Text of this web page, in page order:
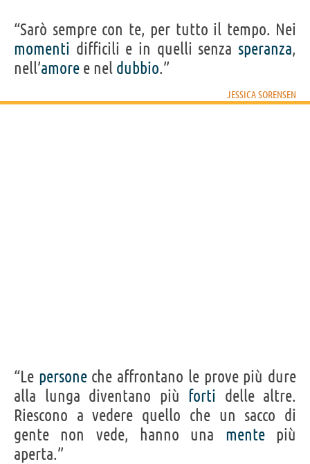
“Sarò sempre con te, per tutto il tempo. Nei
momenti difficili e in quelli senza speranza,
nell’amore e nel dubbio.”
JESSICA SORENSEN
“Le personeche affrontano le prove più dure
alla lunga diventano più forti delle altre.
Riescono a vedere quello che un sacco di
gente non vede, hanno una mentepiù
aperta.”